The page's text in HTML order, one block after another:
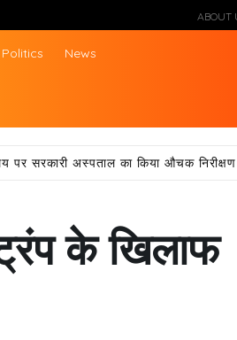
ABOUT
Politics News
पर सरकारी अस्पताल का किया औचक निरीक्षण
के खिलाफ